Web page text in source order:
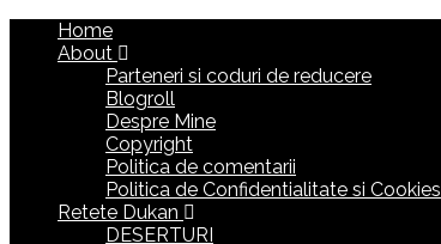
Home
About
Parteneri si coduri de reducere
Blogroll
Despre Mine
Copyright
Politica de comentarii
Politica de Confidentialitate si Cookies
Retete Dukan
DESERTURI